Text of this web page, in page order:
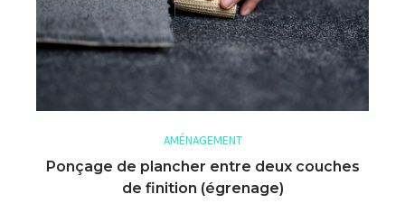
AMÉNAGEMENT
Ponçage de plancher entre deux couches
de finition (égrenage)